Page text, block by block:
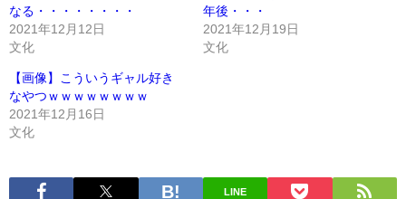
なる・・・・・・・・
2021年12月12日
文化
年後・・・
2021年12月19日
文化
【画像】こういうギャル好き
なやつｗｗｗｗｗｗｗｗ
2021年12月16日
文化
LINE